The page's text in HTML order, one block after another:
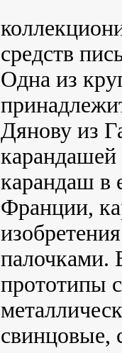
средств
Одна из
Дянову из
карандаш в
Франции,
палочками.
прототипы
свинцовые,